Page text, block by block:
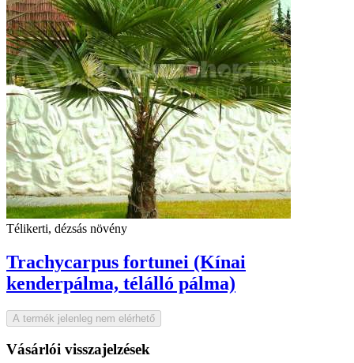
Télikerti, dézsás növény
Trachycarpus fortunei (Kínai
kenderpálma, télálló pálma)
A termék jelenleg nem elérhető
Vásárlói visszajelzések